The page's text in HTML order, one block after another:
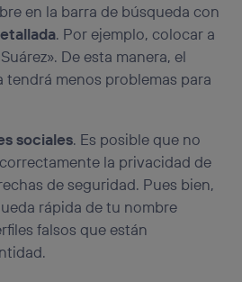
en la barra de búsqueda con
. Por ejemplo, colocar a
De esta manera, el
tendrá menos problemas para
sociales. Es posible que no
la privacidad de
de seguridad. Pues bien,
rápida de tu nombre
falsos que están
Utiq seleccionando
parte inferior de esta página web o
de Utiq
más información, consulta
de Utiq.